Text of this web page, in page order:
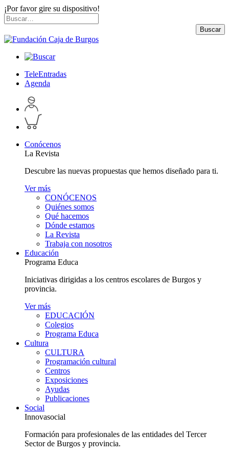
¡Por favor gire su dispositivo!
Skip
to
content
Buscar
por:
Buscar
TeleEntradas
Agenda
Acceder
a
perfil
personal
Inspeccionar
carrito
Conócenos
La Revista
Descubre las nuevas propuestas que hemos diseñado para ti.
Ver más
CONÓCENOS
Quiénes somos
Qué hacemos
Dónde estamos
La Revista
Trabaja con nosotros
Educación
Programa Educa
Iniciativas dirigidas a los centros escolares de Burgos y
provincia.
Ver más
EDUCACIÓN
Colegios
Programa Educa
Cultura
CULTURA
Programación cultural
Centros
Exposiciones
Ayudas
Publicaciones
Social
Innovasocial
Formación para profesionales de las entidades del Tercer
Sector de Burgos y provincia.